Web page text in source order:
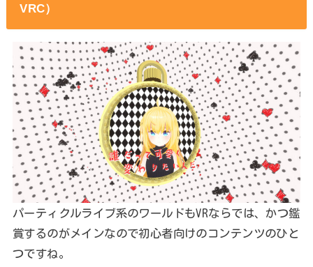
VRC）
パーティクルライブ系のワールドもVRならでは、かつ鑑
賞するのがメインなので初心者向けのコンテンツのひと
つですね。